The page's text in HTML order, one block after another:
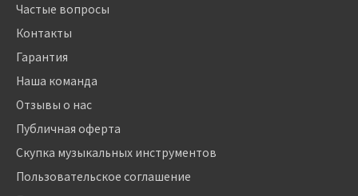
Частые вопросы
Контакты
Гарантия
Наша команда
Отзывы о нас
Публичная оферта
Скупка музыкальных инструментов
Пользовательское соглашение